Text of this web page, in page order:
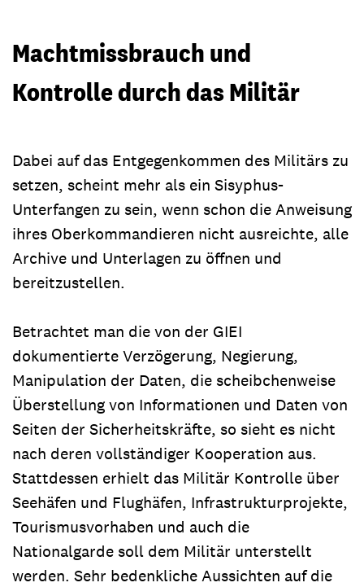
Machtmissbrauch und
Kontrolle durch das Militär
Dabei auf das Entgegenkommen des Militärs zu
setzen, scheint mehr als ein Sisyphus-
Unterfangen zu sein, wenn schon die Anweisung
ihres Oberkommandieren nicht ausreichte, alle
Archive und Unterlagen zu öffnen und
bereitzustellen.
Betrachtet man die von der GIEI
dokumentierte Verzögerung, Negierung,
Manipulation der Daten, die scheibchenweise
Überstellung von Informationen und Daten von
Seiten der Sicherheitskräfte, so sieht es nicht
nach deren vollständiger Kooperation aus.
Stattdessen erhielt das Militär Kontrolle über
Seehäfen und Flughäfen, Infrastrukturprojekte,
Tourismusvorhaben und auch die
Nationalgarde soll dem Militär unterstellt
werden. Sehr bedenkliche Aussichten auf die